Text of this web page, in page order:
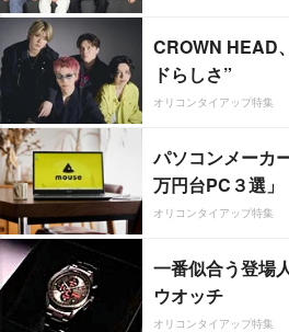
CROWN HEAD
ドらしさ”
オリコンタイアップ特集
パソコンメーカ
万円台PC３選」
オリコンタイアップ特集
一番似合う登場
ウオッチ
オリコンタイアップ特集